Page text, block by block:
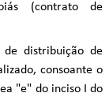
(contrato de
de distribuição de
consoante o
"e" do inciso I do